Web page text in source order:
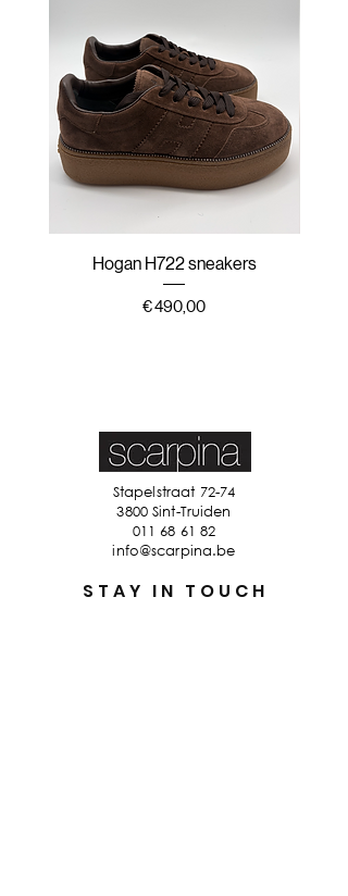
Hogan H722 sneakers
Prijs
€ 490,00
Stapelstraat 72-74
3800 Sint-Truiden
011 68 61 82
info@scarpina.be
STAY IN TOUCH